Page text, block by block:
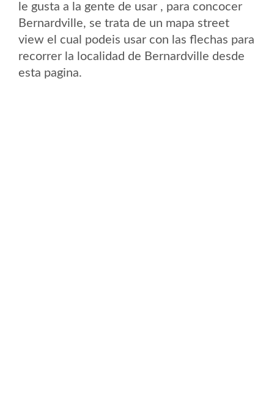
le gusta a la gente de usar , para concocer
Bernardville, se trata de un mapa street
view el cual podeis usar con las flechas para
recorrer la localidad de Bernardville desde
esta pagina.